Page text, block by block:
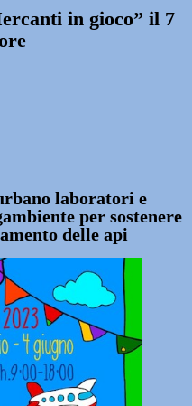
in gioco” il 7
laboratori e
per sostenere
delle api